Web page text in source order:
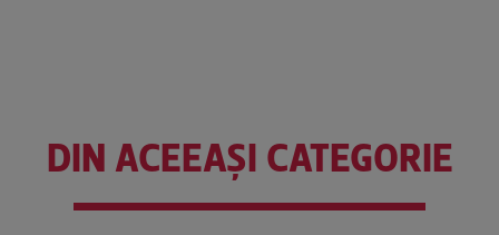
DIN ACEEAȘI CATEGORIE